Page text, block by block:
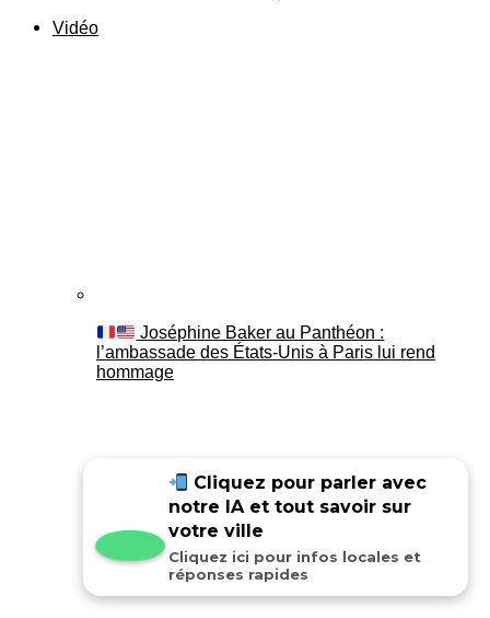
Vidéo
Joséphine Baker au Panthéon :
l’ambassade des États-Unis à Paris lui rend
hommage
Cliquez pour parler avec
notre IA et tout savoir sur
votre ville
Cliquez ici pour infos locales et
réponses rapides